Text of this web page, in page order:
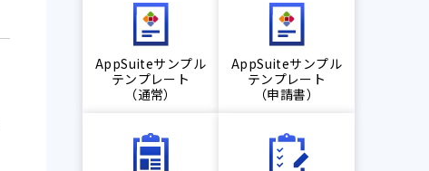
AppSuiteサンプル
テンプレート
（通常）
AppSuiteサンプル
テンプレート
（申請書）